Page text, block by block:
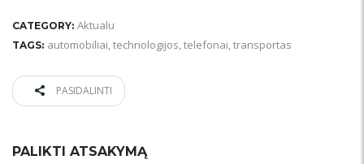
CATEGORY: Aktualu
TAGS: automobiliai,technologijos,telefonai,transportas
PASIDALINTI
PALIKTI ATSAKYMĄ